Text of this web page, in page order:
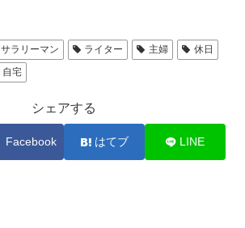
サラリーマン ライター 主婦
休日
自宅
シェアする
Facebook はてブ LINE